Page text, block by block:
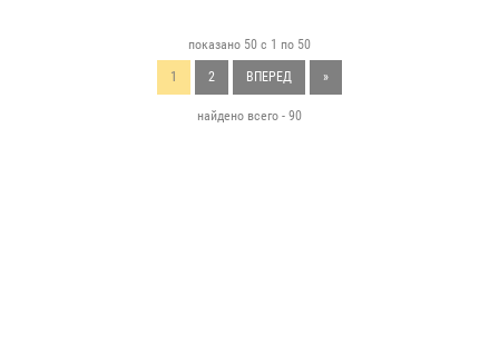
показано 50 с 1 по 50
1 2 ВПЕРЕД »
найдено всего - 90